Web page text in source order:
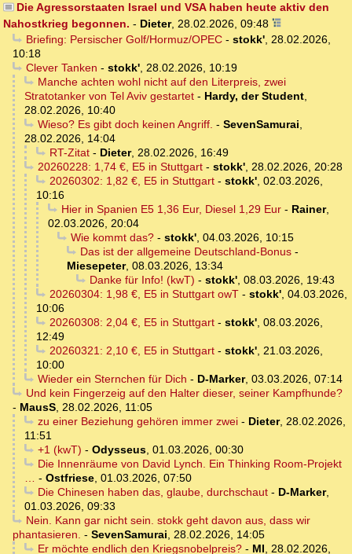
Die Agressorstaaten Israel und VSA haben heute aktiv den
Nahostkrieg begonnen. - Dieter, 28.02.2026, 09:48
Briefing: Persischer Golf/Hormuz/OPEC- stokk', 28.02.2026,
10:18
Clever Tanken - stokk', 28.02.2026, 10:19
Manche achten wohl nicht auf den Literpreis, zwei
Stratotanker von Tel Aviv gestartet - Hardy, der Student,
28.02.2026, 10:40
Wieso? Es gibt doch keinen Angriff. - SevenSamurai,
28.02.2026, 14:04
RT-Zitat- Dieter, 28.02.2026, 16:49
20260228: 1,74 €, E5 in Stuttgart- stokk', 28.02.2026, 20:28
20260302: 1,82 €, E5 in Stuttgart- stokk', 02.03.2026,
10:16
Hier in Spanien E5 1,36 Eur, Diesel 1,29 Eur- Rainer,
02.03.2026, 20:04
Wie kommt das?- stokk', 04.03.2026, 10:15
Das ist der allgemeine Deutschland-Bonus-
Miesepeter, 08.03.2026, 13:34
Danke für Info! (kwT) - stokk', 08.03.2026, 19:43
20260304: 1,98 €, E5 in Stuttgart owT- stokk', 04.03.2026,
10:06
20260308: 2,04 €, E5 in Stuttgart- stokk', 08.03.2026,
12:49
20260321: 2,10 €, E5 in Stuttgart- stokk', 21.03.2026,
10:00
Wieder ein Sternchen für Dich - D-Marker, 03.03.2026, 07:14
Und kein Fingerzeig auf den Halter dieser, seiner Kampfhunde?
- MausS, 28.02.2026, 11:05
zu einer Beziehung gehören immer zwei- Dieter, 28.02.2026,
11:51
+1 (kwT) - Odysseus, 01.03.2026, 00:30
Die Innenräume von David Lynch. Ein Thinking Room-Projekt
… - Ostfriese, 01.03.2026, 07:50
Die Chinesen haben das, glaube, durchschaut- D-Marker,
01.03.2026, 09:33
Nein. Kann gar nicht sein. stokk geht davon aus, dass wir
phantasieren. - SevenSamurai, 28.02.2026, 14:05
Er möchte endlich den Kriegsnobelpreis?- MI, 28.02.2026,